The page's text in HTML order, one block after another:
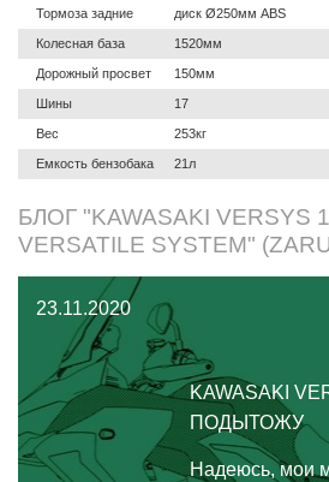
Тормоза задние
Колесная база
Дорожный просвет
Шины
Вес
Емкость бензобака
диск Ø250мм ABS
1520мм
150мм
17
253кг
21л
БЛОГ "KAWASAKI VERSYS
VERSATILE SYSTEM"
23.11.2020
KAWASAKI
ПОДЫТОЖУ
Надеюсь, мои